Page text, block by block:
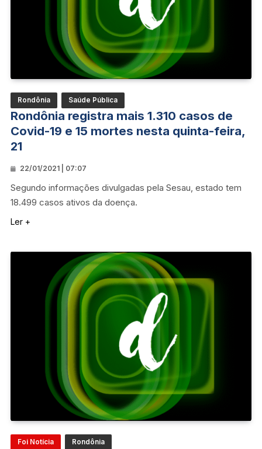
Rondônia Saúde Pública
Rondônia registra mais 1.310 casos de
Covid-19 e 15 mortes nesta quinta-feira,
21
22/01/2021 | 07:07
Segundo informações divulgadas pela Sesau, estado tem
18.499 casos ativos da doença.
Ler +
Foi Notícia Rondônia